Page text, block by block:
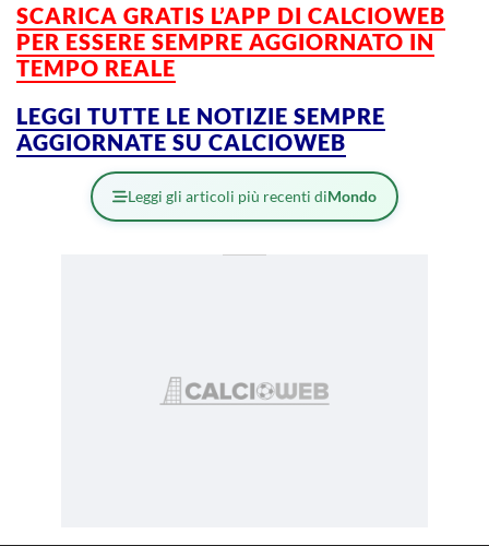
SCARICA GRATIS L’APP DI CALCIOWEB
PER ESSERE SEMPRE AGGIORNATO IN
TEMPO REALE
LEGGI TUTTE LE NOTIZIE SEMPRE
AGGIORNATE SU CALCIOWEB
Leggi gli articoli più recenti diMondo